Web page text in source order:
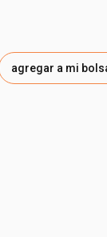
agregar a mi